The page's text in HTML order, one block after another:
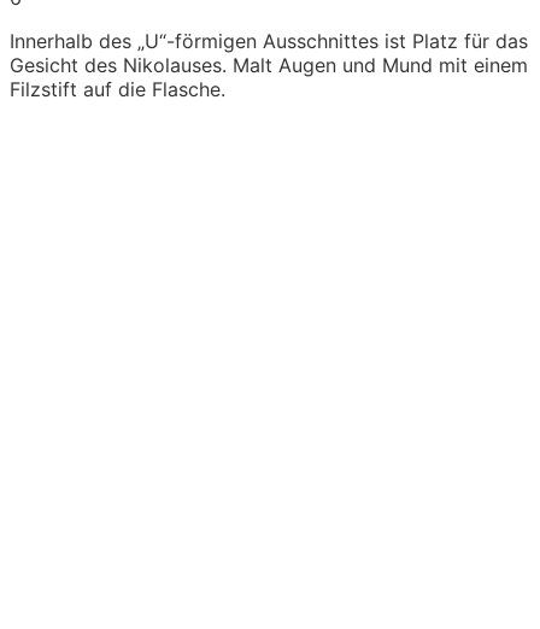
Innerhalb des „U“-förmigen Ausschnittes ist Platz für das
Gesicht des Nikolauses. Malt Augen und Mund mit einem
Filzstift auf die Flasche.